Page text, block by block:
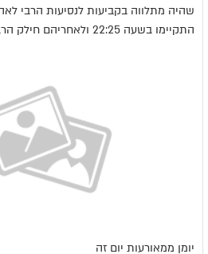
שהיה מתלווה בקביעות לנסיעות הרבי
התקיימו בשעה 22:25 ולאחריהם חילק הרבי דולרים.
יומן ממאורעות יום זה